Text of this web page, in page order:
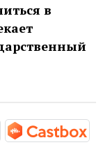
в
us/
https://